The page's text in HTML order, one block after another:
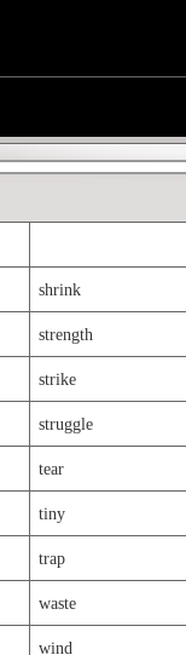
shrink
strength
strike
struggle
tear
tiny
trap
waste
wind